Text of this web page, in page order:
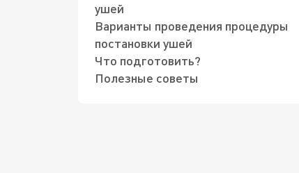
ушей
Варианты проведения процедуры
постановки ушей
Что подготовить?
Полезные советы